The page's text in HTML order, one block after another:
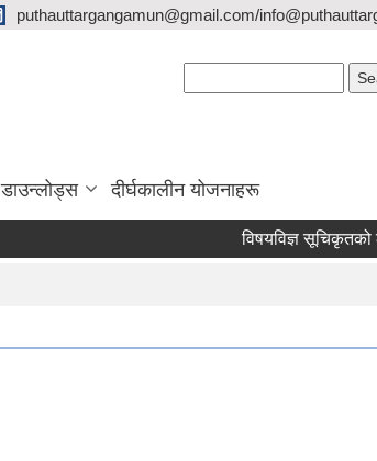
puthauttargangamun@gmail.com/
डाउन्लोड्स दीर्घकालीन योजनाहरू
विषयविज्ञ सूचिकृतको लागि